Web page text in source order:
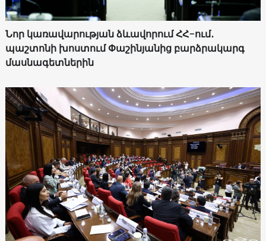
Նոր կառավարության ձևավորում ՀՀ-ում․
պաշտոնի խոստում Փաշինյանից բարձրակարգ
մասնագետներին